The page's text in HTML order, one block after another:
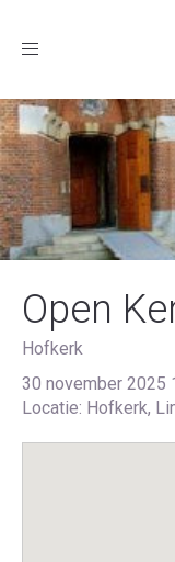
Toggle
Open
Hofkerk
30 november 2025
Locatie: Hofkerk,